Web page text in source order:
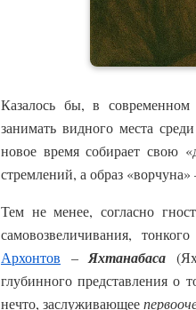
Казалось бы, в
занимать видного места
новое время собирает свою
стремлений, а образ
Тем не менее, согласно
самовозвеличивания,
Архонтов –Яхтанабаса
глубинного представления о
нечто, заслуживающее